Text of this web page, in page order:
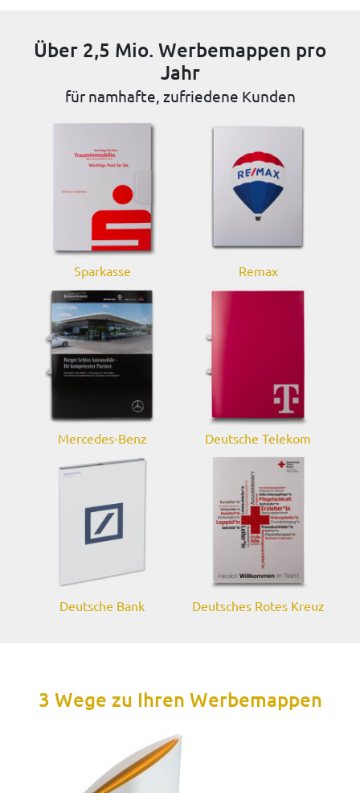
Über 2,5 Mio. Werbemappen pro
Jahr
für namhafte, zufriedene Kunden
Sparkasse Remax
Mercedes-Benz Deutsche Telekom
Deutsche Bank Deutsches Rotes Kreuz
3 Wege zu Ihren Werbemappen